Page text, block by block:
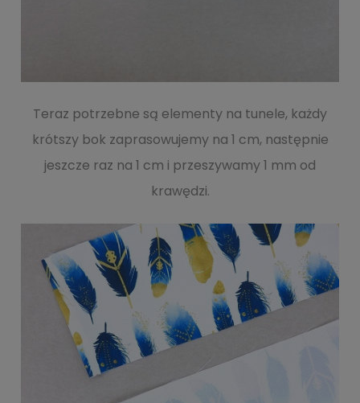
Teraz potrzebne są elementy na tunele, każdy
krótszy bok zaprasowujemy na 1 cm, następnie
jeszcze raz na 1 cm i przeszywamy 1 mm od
krawędzi.